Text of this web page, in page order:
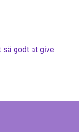
så godt at give